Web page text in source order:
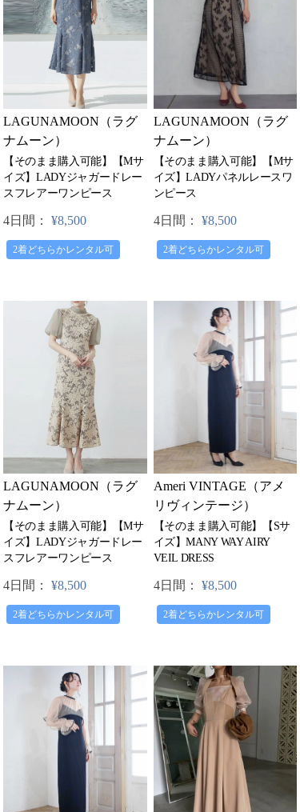
LAGUNAMOON（ラグ
ナムーン）
【そのまま購入可能】【Mサ
イズ】LADYジャガードレー
スフレアーワンピース
4日間： ¥8,500
2着どちらかレンタル可
LAGUNAMOON（ラグ
ナムーン）
【そのまま購入可能】【Mサ
イズ】LADYパネルレースワ
ンピース
4日間： ¥8,500
2着どちらかレンタル可
LAGUNAMOON（ラグ
ナムーン）
【そのまま購入可能】【Mサ
イズ】LADYジャガードレー
スフレアーワンピース
4日間： ¥8,500
2着どちらかレンタル可
Ameri VINTAGE（アメ
リヴィンテージ）
【そのまま購入可能】【Sサ
イズ】MANY WAY AIRY
VEIL DRESS
4日間： ¥8,500
2着どちらかレンタル可